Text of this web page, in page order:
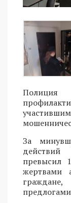
За
превысил
жертвами